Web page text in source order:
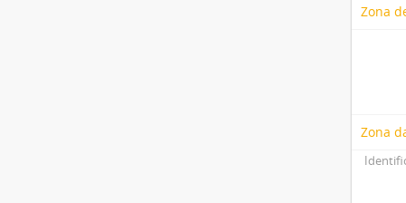
Zona
Zona